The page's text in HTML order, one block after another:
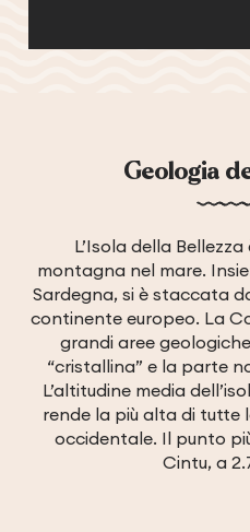
Geologia
L’Isola della
montagna nel mare.
Sardegna, si è staccata
continente europeo. La
grandi aree
“cristallina” e la parte
L’altitudine media
rende la più alta di tutte
occidentale. Il punto
Cintu, a